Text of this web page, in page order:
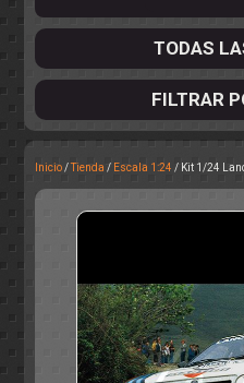
TODAS
FILTRAR
Inicio/Tienda / Escala 1:24 / Kit 1/24